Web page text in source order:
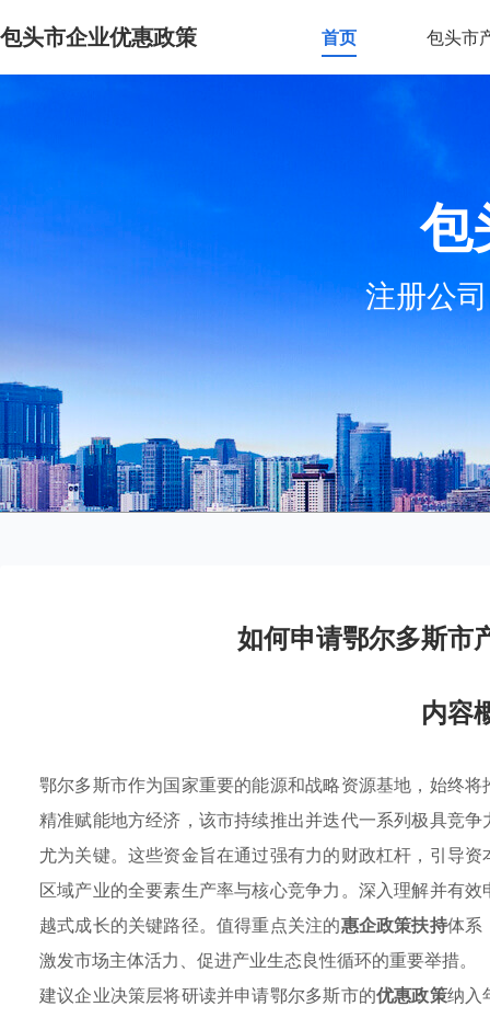
包头市企业优惠政策 首页 包头市
包
注册公
如何申请鄂尔多斯市
内容
鄂尔多斯市作为国家重要的能源和战略资源基地，始终
精准赋能地方经济，该市持续推出并迭代一系列极具竞争
尤为关键。这些资金旨在通过强有力的财政杠杆，引导
区域产业的全要素生产率与核心竞争力。深入理解并有
越式成长的关键路径。值得重点关注的惠企政策扶持体系
激发市场主体活力、促进产业生态良性循环的重要举措。
建议企业决策层将研读并申请鄂尔多斯市的优惠政策纳入